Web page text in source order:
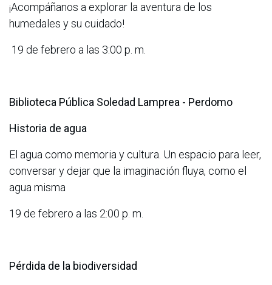
¡Acompáñanos a explorar la aventura de los
humedales y su cuidado!
19 de febrero a las 3:00 p. m.
Biblioteca Pública Soledad Lamprea - Perdomo
Historia de agua
El agua como memoria y cultura. Un espacio para leer,
conversar y dejar que la imaginación fluya, como el
agua misma
19 de febrero a las 2:00 p. m.
Pérdida de la biodiversidad